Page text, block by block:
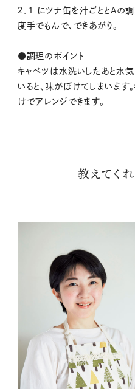
２．1 にツナ缶を汁ごととAの
度手でもんで、できあがり。
●調理のポイント
キャベツは水洗いしたあと水気
いると、味がぼけてしまいます
けでアレンジできます。
教えてくれ